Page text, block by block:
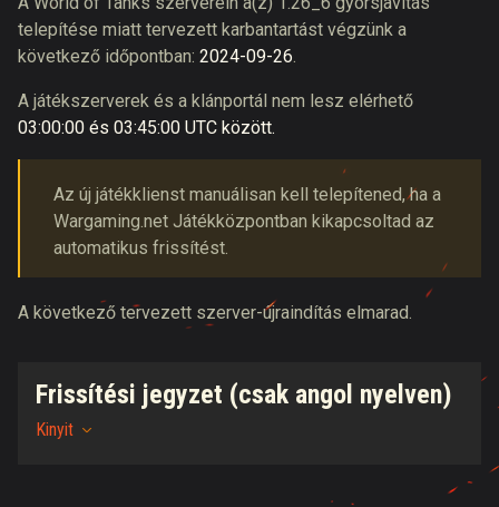
telepítése miatt tervezett karbantartást végzünk a
következő időpontban: 2024-09-26.
A játékszerverek és a klánportál nem lesz elérhető
03:00:00 és 03:45:00 UTC között.
Az új játékklienst manuálisan kell telepítened, ha a
Wargaming.net Játékközpontban kikapcsoltad az
automatikus frissítést.
A következő tervezett szerver-újraindítás elmarad.
Frissítési jegyzet (csak angol nyelven)
Kinyit